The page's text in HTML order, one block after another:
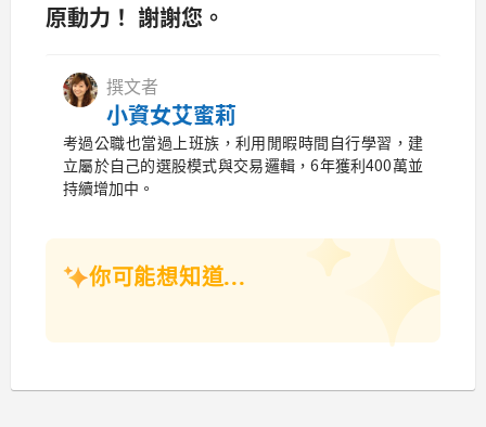
原動力！ 謝謝您。
撰文者
小資女艾蜜莉
考過公職也當過上班族，利用閒暇時間自行學習，建
立屬於自己的選股模式與交易邏輯，6年獲利400萬並
持續增加中。
你可能想知道...